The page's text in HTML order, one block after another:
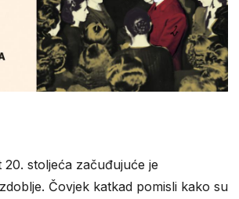
stoljeća začuđujuće je
Čovjek katkad pomisli kako su